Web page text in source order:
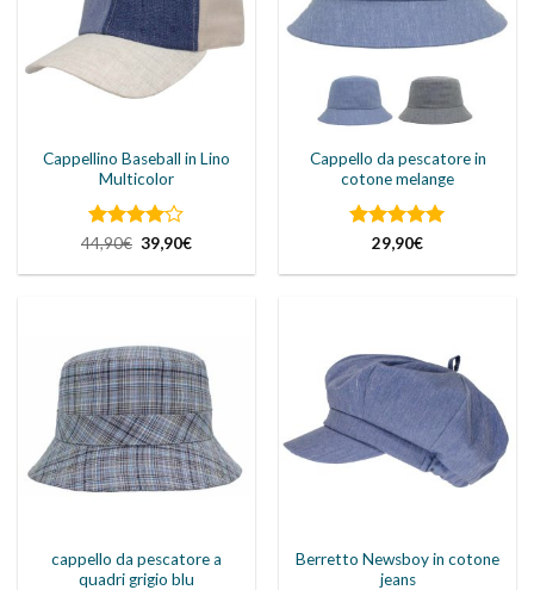
Cappellino Baseball in Lino
Multicolor
Valutato
44,90€ Il
prezzo
originale
39,90€Il
attuale
Cappello da pescatore in
cotone melange
Valutato5
29,90€
cappello da pescatore a
quadri grigio blu
Berretto Newsboy in cotone
jeans